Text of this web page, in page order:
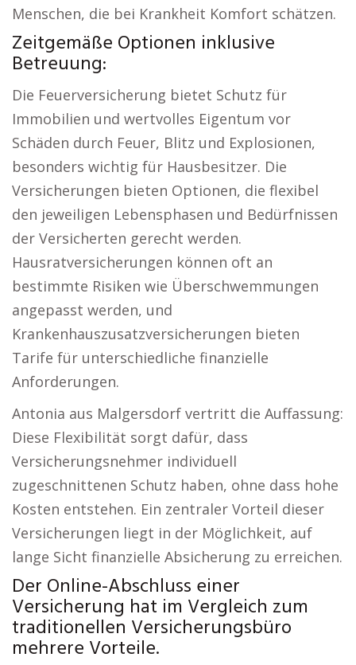
Menschen, die bei Krankheit Komfort schätzen.
Zeitgemäße Optionen inklusive
Betreuung:
Die Feuerversicherung bietet Schutz für
Immobilien und wertvolles Eigentum vor
Schäden durch Feuer, Blitz und Explosionen,
besonders wichtig für Hausbesitzer. Die
Versicherungen bieten Optionen, die flexibel
den jeweiligen Lebensphasen und Bedürfnissen
der Versicherten gerecht werden.
Hausratversicherungen können oft an
bestimmte Risiken wie Überschwemmungen
angepasst werden, und
Krankenhauszusatzversicherungen bieten
Tarife für unterschiedliche finanzielle
Anforderungen.
Antonia aus Malgersdorf vertritt die Auffassung:
Diese Flexibilität sorgt dafür, dass
Versicherungsnehmer individuell
zugeschnittenen Schutz haben, ohne dass hohe
Kosten entstehen. Ein zentraler Vorteil dieser
Versicherungen liegt in der Möglichkeit, auf
lange Sicht finanzielle Absicherung zu erreichen.
Der Online-Abschluss einer
Versicherung hat im Vergleich zum
traditionellen Versicherungsbüro
mehrere Vorteile.